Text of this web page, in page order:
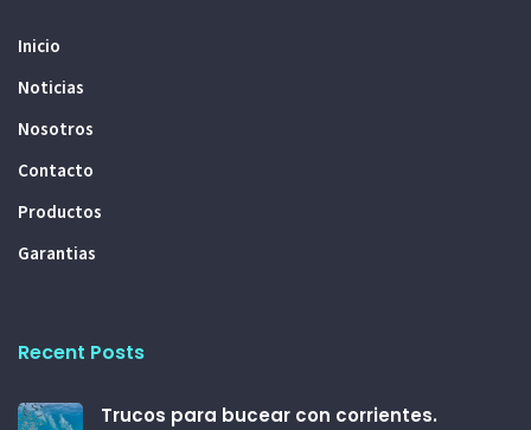
Inicio
Noticias
Nosotros
Contacto
Productos
Garantias
Recent Posts
Trucos para bucear con corrientes.